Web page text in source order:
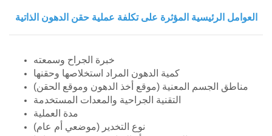
العوامل الرئيسية المؤثرة على تكلفة عملية حقن الدهون الذاتية
خبرة الجراح وسمعته
كمية الدهون المراد استخلاصها وحقنها
مناطق الجسم المعنية (موقع أخذ الدهون وموقع الحقن)
التقنية الجراحية والمعدات المستخدمة
مدة العملية
نوع التخدير (موضعي أم عام)